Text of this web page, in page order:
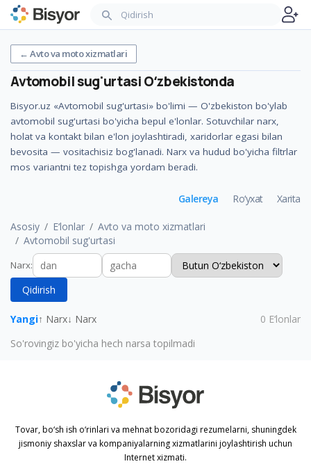
←Avto va moto xizmatlari
Avtomobil sug'urtasiOʻzbekistonda
Bisyor.uz «Avtomobil sug'urtasi» bo'limi — O'zbekiston bo'ylab
avtomobil sug'urtasi bo'yicha bepul e'lonlar. Sotuvchilar narx,
holat va kontakt bilan e'lon joylashtiradi, xaridorlar egasi bilan
bevosita — vositachisiz bog'lanadi. Narx va hudud bo'yicha filtrlar
mos variantni tez topishga yordam beradi.
Asosiy E‘lonlar
Avto va moto xizmatlari
Avtomobil sug'urtasi
Galereya Ro‘yxat Xarita
Narx:
Qidirish
Yangi↑ Narx↓ Narx 0 E‘lonlar
So'rovingiz bo'yicha hech narsa topilmadi
Tovar, bo‘sh ish o‘rinlari va mehnat bozoridagi rezumelarni, shuningdek
jismoniy shaxslar va kompaniyalarning xizmatlarini joylashtirish uchun
Internet xizmati.